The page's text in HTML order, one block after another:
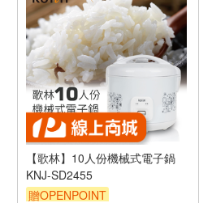
【歌林】10人份機械式電子鍋
KNJ-SD2455
贈OPENPOINT